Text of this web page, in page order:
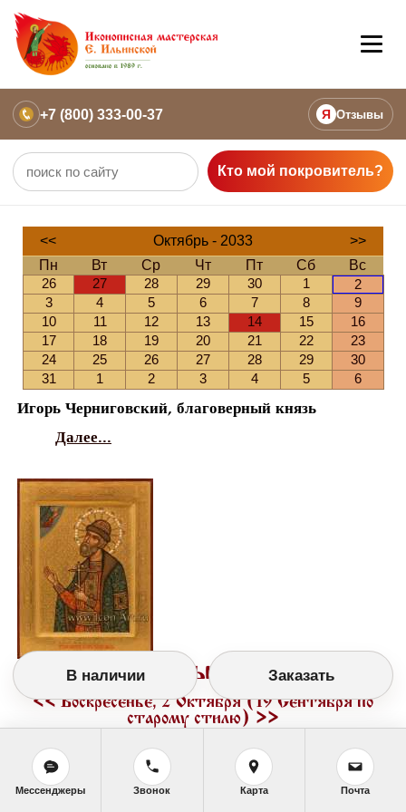
+7 (800) 333-00-37 Я Отзывы
Кто мой покровитель?
<< Октябрь - 2033
>>
Пн
Вт Ср Чт Пт Сб
Вс
26
27 28 29 30 1
2
3
4 5 6 7 8
9
10
11 12 13 14 15
16
17
18 19 20 21 22
23
24
25 26 27 28 29
30
31
1 2 3 4 5 6
Игорь Черниговский, благоверный князь
Далее...
Православный календарь
<<Воскресенье, 2 Октября (19 Сентября по
старому стилю) >>
День памяти святых
В наличии Заказать
Мессенджеры Звонок Карта Почта